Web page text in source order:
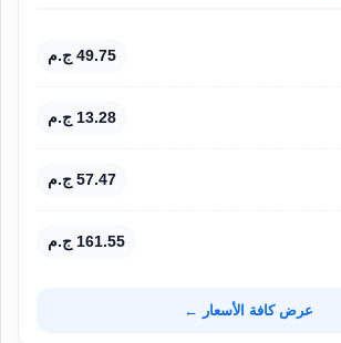
49.75 ج.م
13.28 ج.م
57.47 ج.م
161.55 ج.م
عرض كافة الأسعار ←